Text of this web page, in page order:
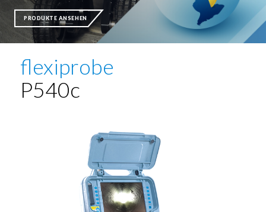
Deutsche
PRODUKTE ANSEHEN
flexiprobe
P540c